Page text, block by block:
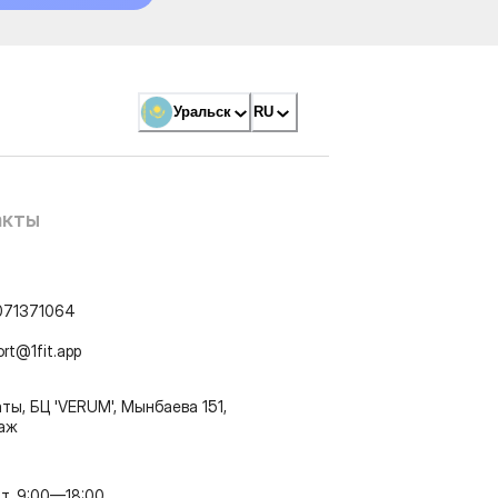
Уральск RU
БЦ 'VERUM', Мынбаева 151,